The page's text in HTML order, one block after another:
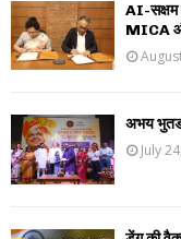
AI-सक्षम
MICA
अभय
July